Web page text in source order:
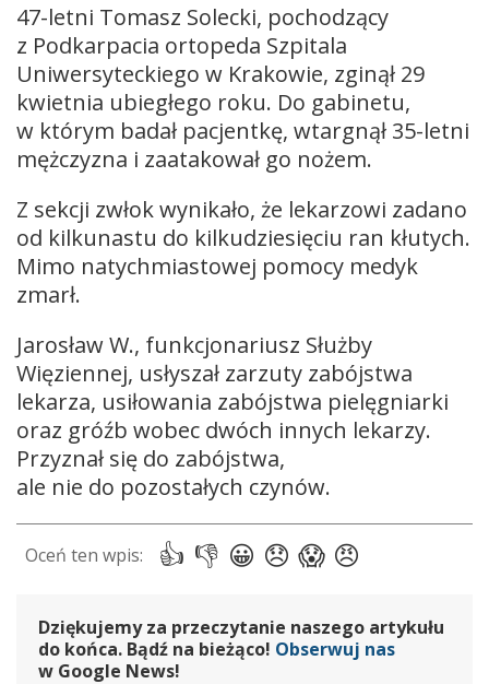
47-letni Tomasz Solecki, pochodzący
z Podkarpacia ortopeda Szpitala
Uniwersyteckiego w Krakowie, zginął 29
kwietnia ubiegłego roku. Do gabinetu,
w którym badał pacjentkę, wtargnął 35-letni
mężczyzna i zaatakował go nożem.
Z sekcji zwłok wynikało, że lekarzowi zadano
od kilkunastu do kilkudziesięciu ran kłutych.
Mimo natychmiastowej pomocy medyk
zmarł.
Jarosław W., funkcjonariusz Służby
Więziennej, usłyszał zarzuty zabójstwa
lekarza, usiłowania zabójstwa pielęgniarki
oraz gróźb wobec dwóch innych lekarzy.
Przyznał się do zabójstwa,
ale nie do pozostałych czynów.
Dziękujemy za przeczytanie naszego artykułu
do końca. Bądź na bieżąco! Obserwuj nas
w Google News!